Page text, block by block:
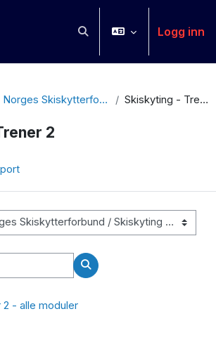
Veksle inndata for søkLogg inn
Norges Skiskytterforbund Skiskyting - Trener 2
2
Søk etter kurs
- alle moduler